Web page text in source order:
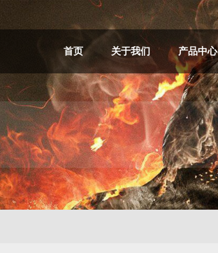
首页 关于我们 产品中心